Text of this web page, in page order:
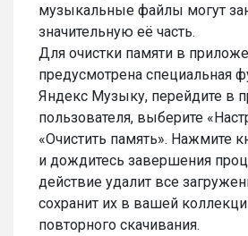
музыкальные файлы могут
значительную её часть.
Для очистки памяти в
предусмотрена специальная
Яндекс Музыку, перейдите в
пользователя, выберите
«Очистить память». Нажмите
и дождитесь завершения
действие удалит все
сохранит их в вашей
повторного скачивания.